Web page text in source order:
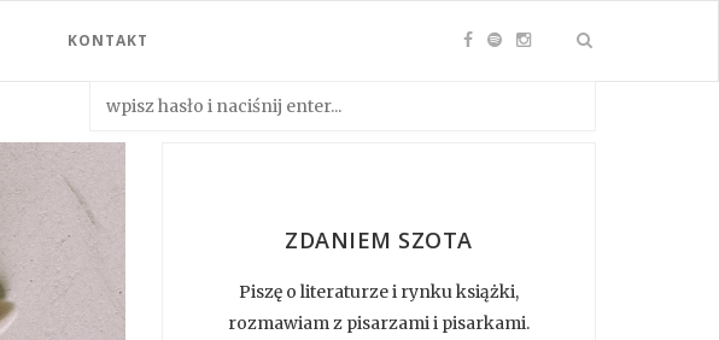
KONTAKT
ZDANIEM SZOTA
Piszę o literaturze i rynku książki,
rozmawiam z pisarzami i pisarkami.